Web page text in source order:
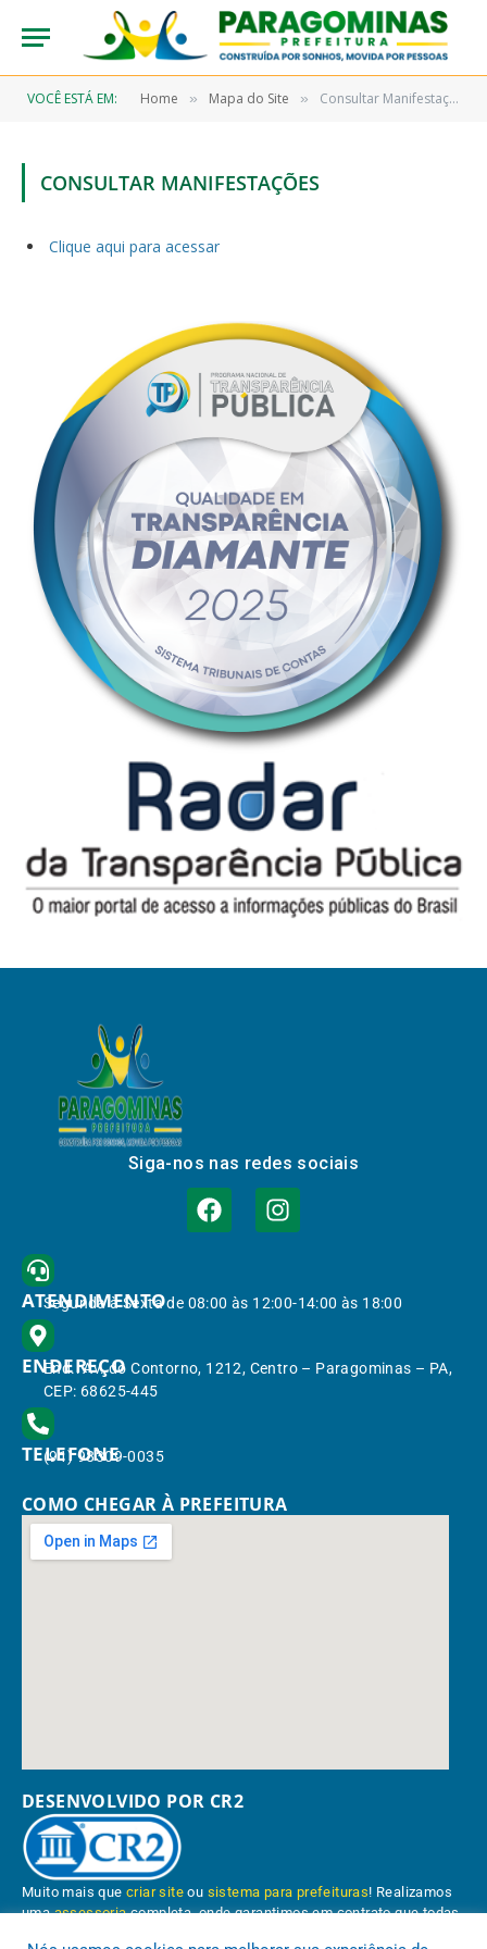
VOCÊ ESTÁ EM: Home » Mapa do Site » Consultar Manifestações
CONSULTAR MANIFESTAÇÕES
Clique aqui para acessar
Siga-nos nas redes sociais
ATENDIMENTO
Segunda à Sexta de 08:00 às 12:00-14:00 às 18:00
ENDEREÇO
End.: Av. do Contorno, 1212, Centro – Paragominas – PA,
CEP: 68625-445
TELEFONE
(91) 98309-0035
COMO CHEGAR À PREFEITURA
DESENVOLVIDO POR CR2
Muito mais quecriar site ou sistema para prefeituras! Realizamos
umaassessoriacompleta, onde garantimos em contrato que todas